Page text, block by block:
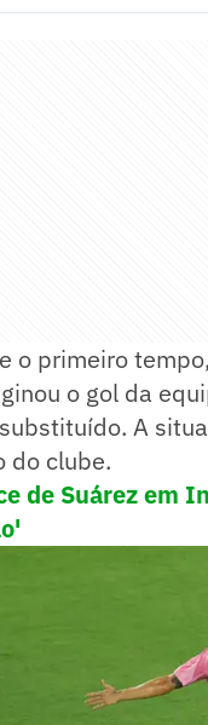
o primeiro
o gol da
A
do clube.
de Suárez em